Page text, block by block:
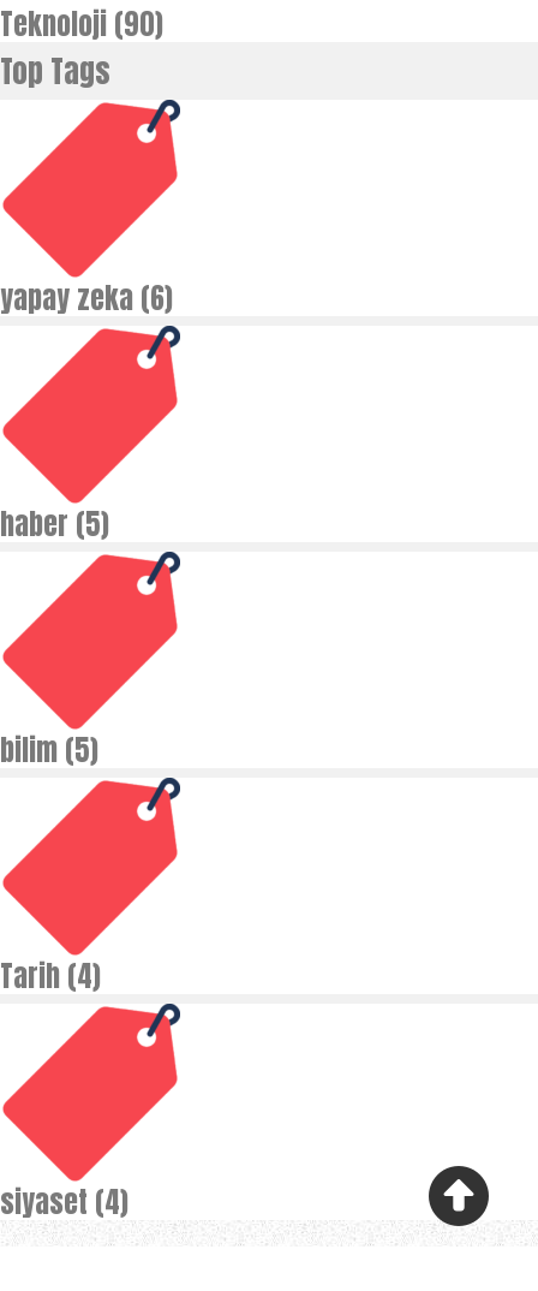
Teknoloji (90)
Top Tags
yapay zeka (6)
haber (5)
bilim (5)
Tarih (4)
siyaset (4)